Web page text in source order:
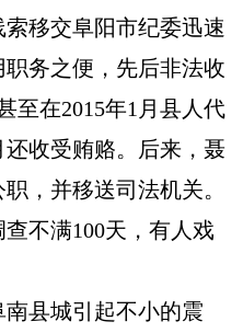
移交阜阳市纪委迅速
务之便，先后非法收
至在2015年1月县人代
收受贿赂。后来，聂
，并移送司法机关。
不满100天，有人戏
县城引起不小的震